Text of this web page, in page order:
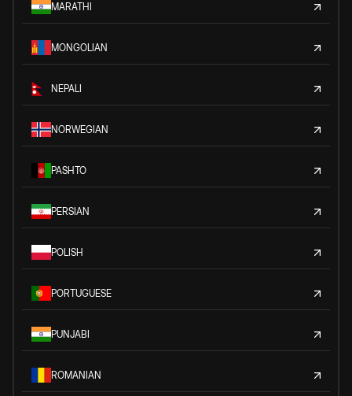
MARATHI
MONGOLIAN
NEPALI
NORWEGIAN
PASHTO
PERSIAN
POLISH
PORTUGUESE
PUNJABI
ROMANIAN